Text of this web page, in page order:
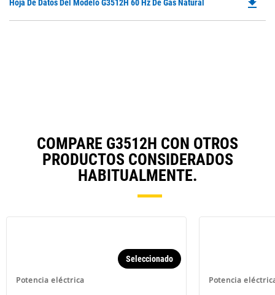
a
Hoja De Datos Del Modelo G3512H 60 Hz De Gas Natural file_download
COMPARE G3512H CON OTROS
PRODUCTOS CONSIDERADOS
HABITUALMENTE.
Potencia eléctrica
Seleccionado
Potencia